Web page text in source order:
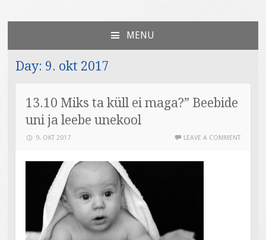
Väiksed Sammud
sünnitoetusega seotud veebileht
MENU
CONTENT
Day: 9. okt 2017
13.10 Miks ta küll ei maga?” Beebide
uni ja leebe unekool
9. OKT 2017 LEAVE A COMMENT